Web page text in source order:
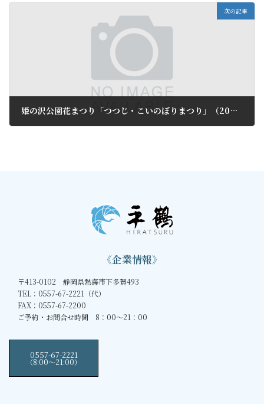
次の記事
姫の沢公園花まつり「つつじ・こいのぼりまつり」（2024）
《企業情報》
〒413-0102 静岡県熱海市下多賀493
TEL：0557-67-2221（代）
FAX：0557-67-2200
ご予約・お問合せ時間 8：00～21：00
0557-67-2221
（8:00〜21:00）